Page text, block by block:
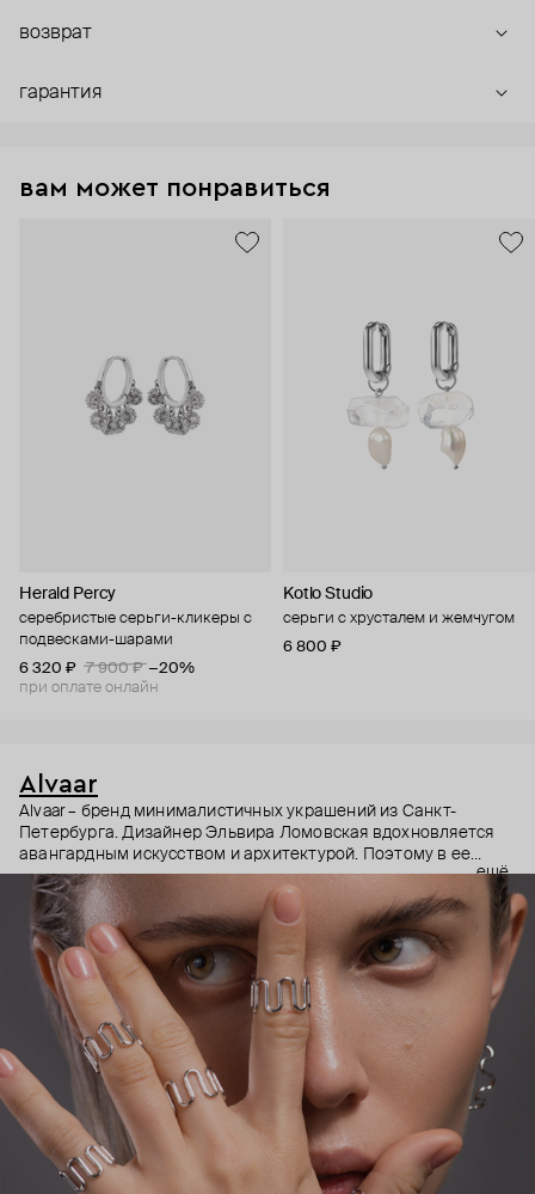
возврат
гарантия
вам может понравиться
Herald Percy
серебристые серьги-кликеры с
подвесками-шарами
6 320 ₽
7 900 ₽ −20%
при оплате онлайн
Kotlo Studio
серьги с хрусталем и жемчугом
6 800 ₽
Alvaar
Alvaar – бренд минималистичных украшений из Санкт-
Петербурга. Дизайнер Эльвира Ломовская вдохновляется
авангардным искусством и архитектурой. Поэтому в ее
коллекциях – простые формы, легкость, эргономичность,
когда нет ничего лишнего. Те самые украшения, которые мы
называем нескучной базой.
ещё